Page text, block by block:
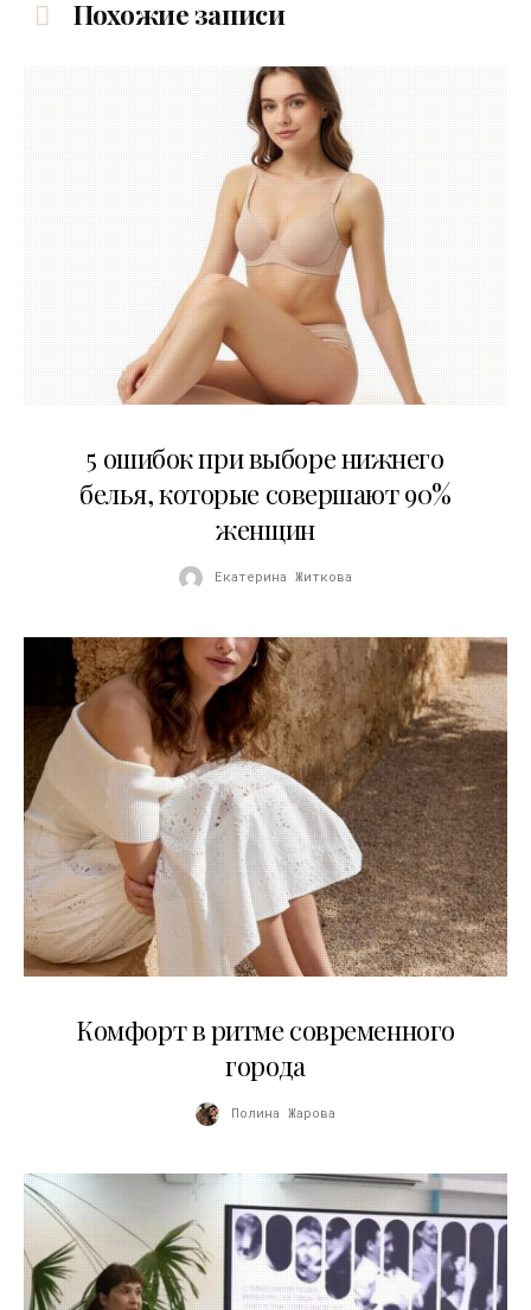
Похожие записи
5 ошибок при выборе нижнего
белья, которые совершают 90%
женщин
Екатерина Житкова
Комфорт в ритме современного
города
Полина Жарова